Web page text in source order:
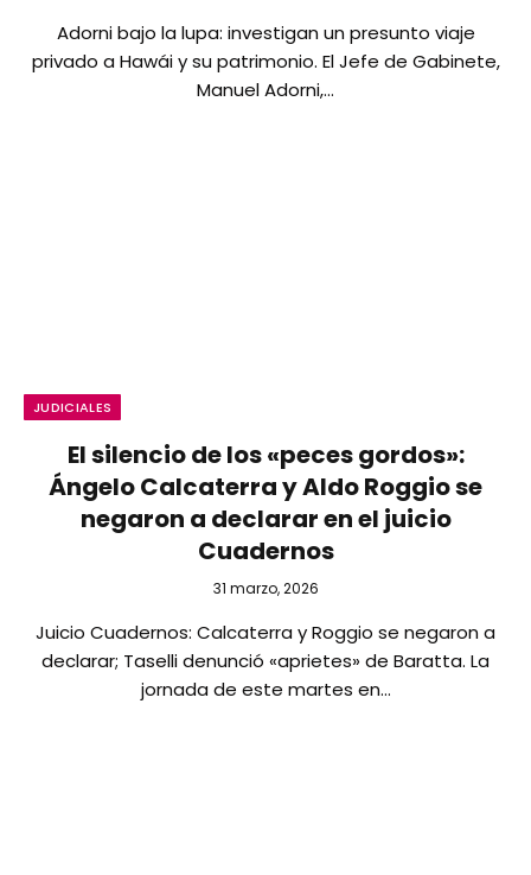
Adorni bajo la lupa: investigan un presunto viaje
privado a Hawái y su patrimonio. El Jefe de Gabinete,
Manuel Adorni,…
JUDICIALES
El silencio de los «peces gordos»:
Ángelo Calcaterra y Aldo Roggio se
negaron a declarar en el juicio
Cuadernos
31 marzo, 2026
Juicio Cuadernos: Calcaterra y Roggio se negaron a
declarar; Taselli denunció «aprietes» de Baratta. La
jornada de este martes en…